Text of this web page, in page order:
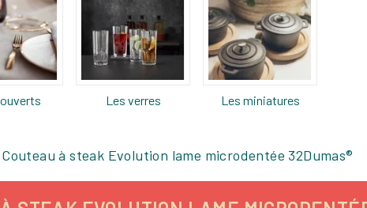
Les verres Les miniatures
Couteau à steak Evolution lame microdentée 32Dumas®